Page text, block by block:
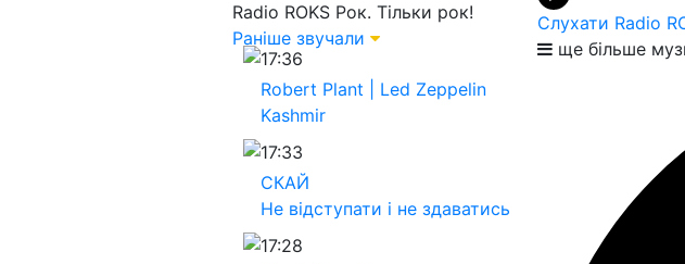
Radio ROKS Рок. Тільки рок!
Раніше звучали
17:36
Robert Plant | Led Zeppelin
Kashmir
17:33
СКАЙ
Не відступати і не здаватись
17:28
Слухати Radio
ще більше